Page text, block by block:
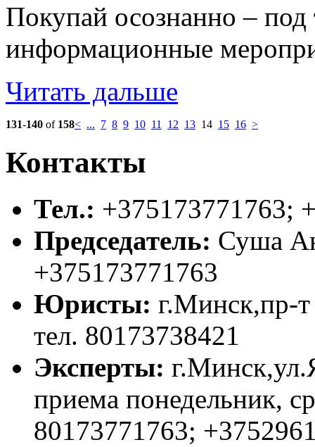
Покупай осознанно – под
информационные
Читать дальше
131-140 of 158< ... 7 8 9 10 11 12 13 14 15 16 >
Контакты
Тел.: +375173771763;
Председатель: Суша
+375173771763
Юристы: г.Минск,пр-
тел. 80173738421
Эксперты:
приема понедельник,
80173771763;